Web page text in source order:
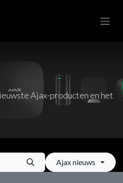
Ajax-producten en het
Ajax nieuws